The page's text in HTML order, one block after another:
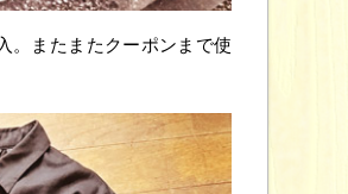
。またまたクーポンまで使